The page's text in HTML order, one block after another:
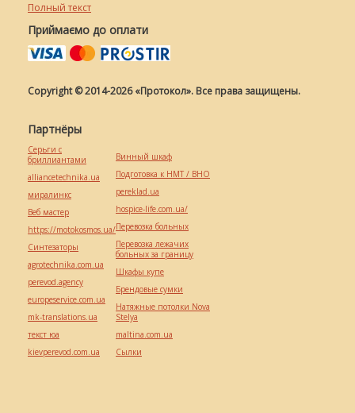
Полный текст
Приймаємо до оплати
Copyright © 2014-2026 «Протокол». Все права защищены.
Партнёры
Серьги с
бриллиантами
alliancetechnika.ua
миралинкс
Веб мастер
https://motokosmos.ua/
Синтезаторы
agrotechnika.com.ua
perevod.agency
europeservice.com.ua
mk-translations.ua
текст юа
kievperevod.com.ua
Винный шкаф
Подготовка к НМТ / ВНО
pereklad.ua
hospice-life.com.ua/
Перевозка больных
Перевозка лежачих
больных за границу
Шкафы купе
Брендовые сумки
Натяжные потолки Nova
Stelya
maltina.com.ua
Cылки